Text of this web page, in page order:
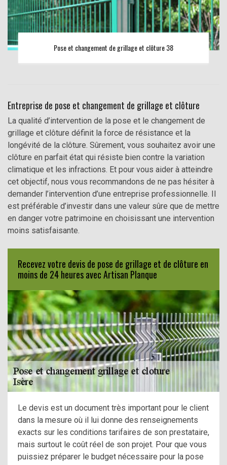
Pose et changement de grillage et clôture 38
Entreprise de pose et changement de grillage et clôture
La qualité d’intervention de la pose et le changement de
grillage et clôture définit la force de résistance et la
longévité de la clôture. Sûrement, vous souhaitez avoir une
clôture en parfait état qui résiste bien contre la variation
climatique et les infractions. Et pour vous aider à atteindre
cet objectif, nous vous recommandons de ne pas hésiter à
demander l’intervention d’une entreprise professionnelle. Il
est préférable d’investir dans une valeur sûre que de mettre
en danger votre patrimoine en choisissant une intervention
moins satisfaisante.
Recevez votre devis de pose de grillage et de clôture en
moins de 24 heures avec Artisan Planque
Le devis est un document très important pour le client
dans la mesure où il lui donne des renseignements
exacts sur les conditions tarifaires de son prestataire,
mais surtout le coût réel de son projet. Pour que vous
puissiez préparer le budget nécessaire pour la pose